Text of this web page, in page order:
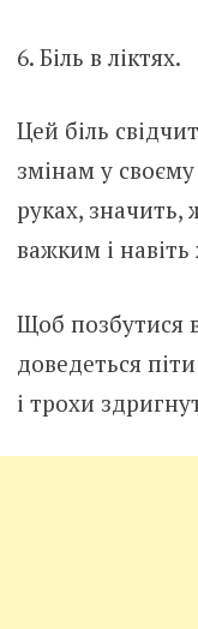
6. Біль в ліктях.
Цей біль
змінам у
руках, значить,
важким і
Щоб позбутися
доведеться
і трохи